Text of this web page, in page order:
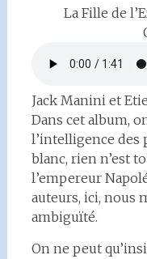
La Fille de
Jack Manini et
Dans cet album,
l’intelligence des
blanc, rien n’est
l’empereur
auteurs, ici, nous
ambiguïté.
On ne peut